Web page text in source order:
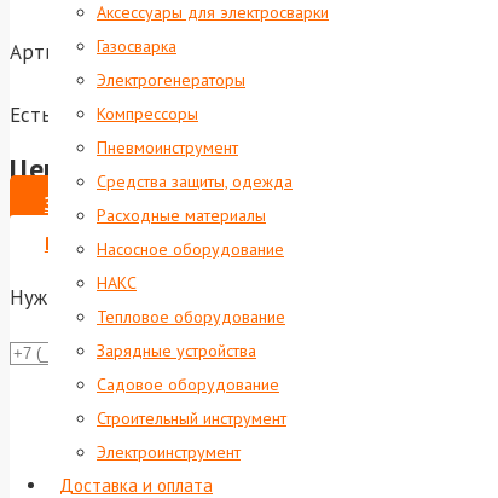
Аксессуары для электросварки
Газосварка
Электрогенераторы
Компрессоры
Пневмоинструмент
Средства защиты, одежда
Расходные материалы
Насосное оборудование
НАКС
Тепловое оборудование
Зарядные устройства
Садовое оборудование
Строительный инструмент
Электроинструмент
Доставка и оплата
Артикул: foxweld-7993
Есть в наличии
Цена по запросу
ЗАКАЗАТЬ
ВЫПИСАТЬ СЧЕТ НА ЮР. ЛИЦО
Нужна консультация?